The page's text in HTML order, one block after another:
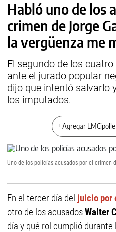
Habló uno de los
crimen de Jorge
la vergüenza me
El segundo de los
ante el jurado popular
dijo que intentó salvarlo
los imputados.
+ Agregar
Uno de los policías acusados por el crimen
En el tercer día del juicio por
otro de los acusadosWalter
día y qué rol cumplió